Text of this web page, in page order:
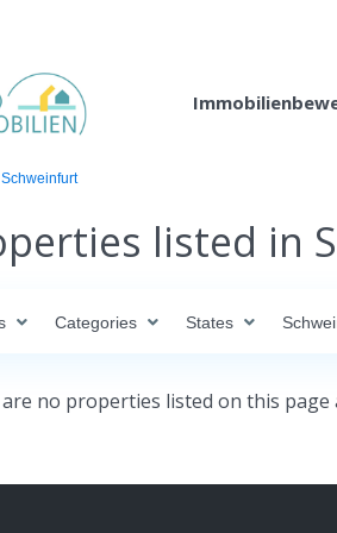
Schweinfurt
listed in
Categories States
no properties listed on this